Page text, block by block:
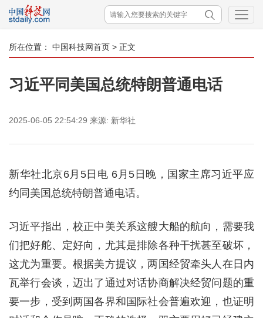
所在位置： 中国科技网首页 > 正文
习近平同美国总统特朗普通电话
2025-06-05 22:54:29 来源: 新华社
新华社北京6月5日电 6月5日晚，国家主席习近平应
约同美国总统特朗普通电话。
习近平指出，校正中美关系这艘大船的航向，需要我
们把好舵、定好向，尤其是排除各种干扰甚至破坏，
这尤为重要。根据美方提议，两国经贸牵头人在日内
瓦举行会谈，迈出了通过对话协商解决经贸问题的重
要一步，受到两国各界和国际社会普遍欢迎，也证明